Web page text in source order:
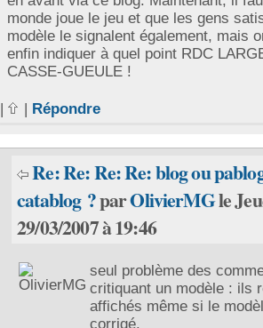
monde joue le jeu et que les gens
modèle le signalent également, mais
enfin indiquer à quel point RDC
CASSE-GUEULE !
| | Répondre
Re: Re: Re: Re: blog ou
catablog ?parOlivierMGle
29/03/2007 à 19:46
seul problème des
critiquant un modèle : ils
affichés même si le
corrigé.